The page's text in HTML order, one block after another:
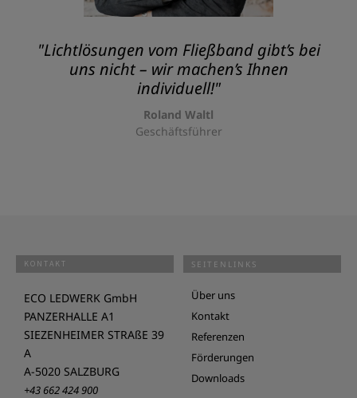
"Lichtlösungen vom Fließband gibt’s bei
uns nicht – wir machen’s Ihnen
individuell!"
Roland Waltl
Geschäftsführer
KONTAKT
ECO LEDWERK GmbH
PANZERHALLE A1
SIEZENHEIMER STRAßE 39
A
A-5020 SALZBURG
+43 662 424 900
SEITENLINKS
Über uns
Kontakt
Referenzen
Förderungen
Downloads